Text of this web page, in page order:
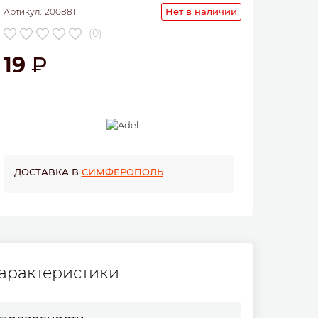
Артикул: 200881 Нет в наличии
(0)
19
ДОСТАВКА В СИМФЕРОПОЛЬ